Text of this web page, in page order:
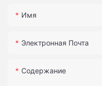
Имя
Электронная Почта
Содержание